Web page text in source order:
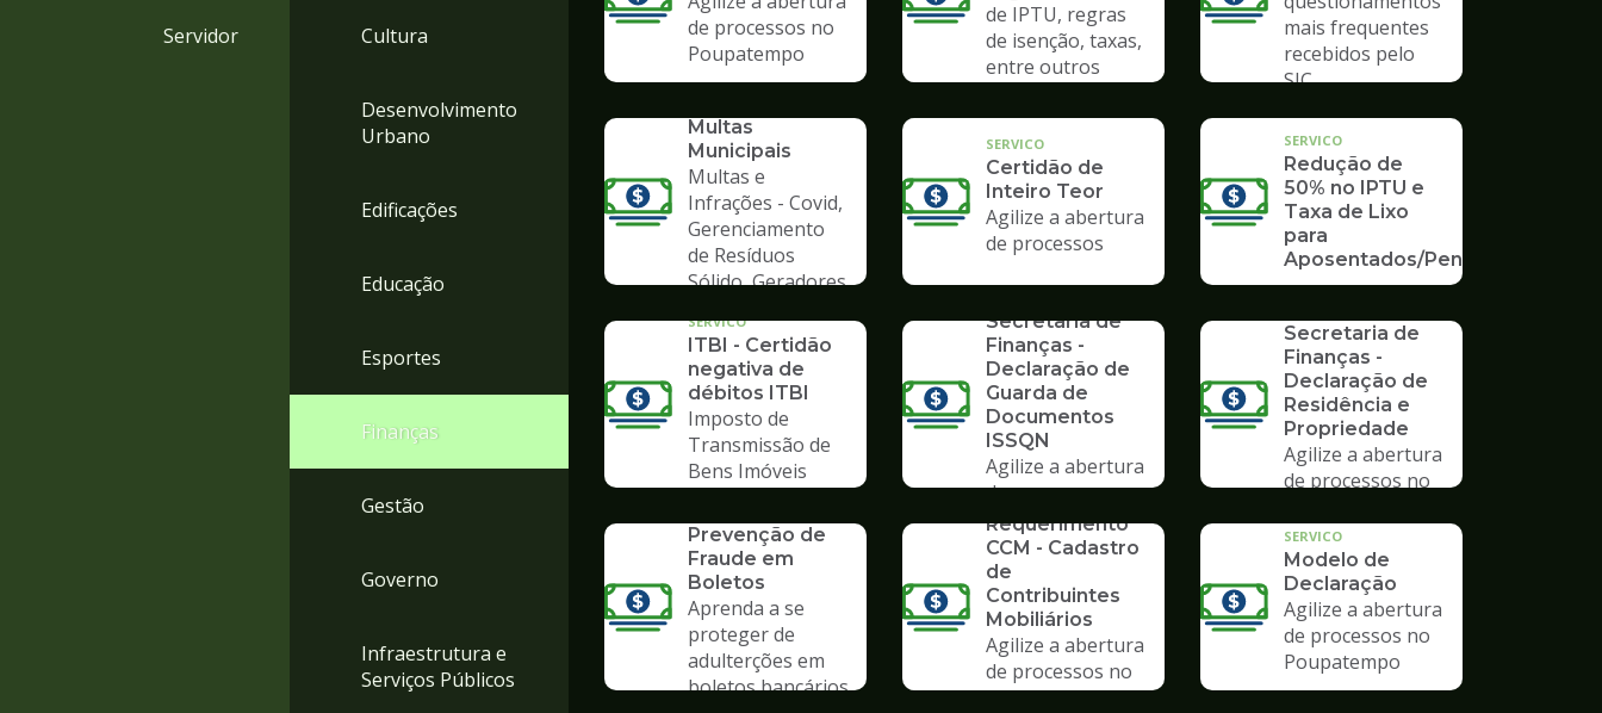
Servidor Cultura
Desenvolvimento
Urbano
Edificações
Educação
Esportes
Finanças
Gestão
Governo
Infraestrutura e
Serviços Públicos
de processos no
Poupatempo
de IPTU, regras
de isenção, taxas,
entre outros
mais frequentes
recebidos pelo
SIC
SERVICO
Multas
Municipais
Multas e
Infrações - Covid,
Gerenciamento
de Resíduos
Sólido, Geradores
SERVICO
Certidão de
Inteiro Teor
Agilize a abertura
de processos
SERVICO
Redução de
50% no IPTU e
Taxa de Lixo
para
Aposentados/Pensionistas
SERVICO
ITBI - Certidão
negativa de
débitos ITBI
Imposto de
Transmissão de
Bens Imóveis
Secretaria de
Finanças -
Declaração de
Guarda de
Documentos
ISSQN
Agilize a abertura
de processos no
Poupatempo
SERVICO
Secretaria de
Finanças -
Declaração de
Residência e
Propriedade
Agilize a abertura
de processos no
Prevenção de
Fraude em
Boletos
Aprenda a se
proteger de
adulterções em
boletos bancários
Requerimento
CCM - Cadastro
de
Contribuintes
Mobiliários
Agilize a abertura
de processos no
Poupatempo
SERVICO
Modelo de
Declaração
Agilize a abertura
de processos no
Poupatempo